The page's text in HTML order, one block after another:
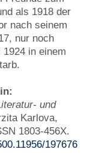
als 1918 der
nach seinem
nur noch
in einem
und
Karlova,
1803-456X.
197676